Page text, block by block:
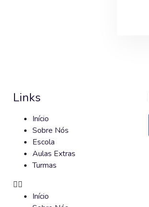
Links
Início
Sobre Nós
Escola
Aulas Extras
Turmas
Início